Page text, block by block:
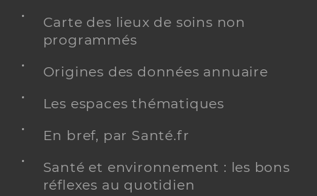
Carte des lieux de soins non
programmés
Origines des données annuaire
Les espaces thématiques
En bref, par Santé.fr
Santé et environnement : les bons
réflexes au quotidien